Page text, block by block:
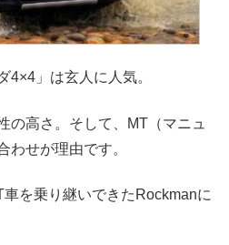
4×4」は玄人に人気。
の高さ。そして、MT（マニュ
わせが理由です。
を乗り継いできたRockmanに